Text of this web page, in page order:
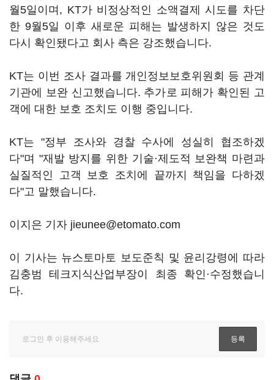
월5일이며, KT가 비정상적인 소액결제 시도를 차단
한 9월5일 이후 새로운 피해는 발생하지 않은 것도
다시 확인됐다고 회사 측은 강조했습니다.
KT는 이번 조사 결과를 개인정보보호위원회 등 관계
기관에 보완 신고했습니다. 추가로 피해가 확인된 고
객에 대한 보호 조치도 이행 중입니다.
KT는 "정부 조사와 경찰 수사에 성실히 협조하겠
다"며 "재발 방지를 위한 기술·제도적 보완책 마련과
실질적인 고객 보호 조치에 끝까지 책임을 다하겠
다"고 말했습니다.
이지은 기자 jieunee@etomato.com
이 기사는 뉴스토마토 보도준칙 및 윤리강령에 따라
김충범 테크지식산업부장이 최종 확인·수정했습니
다.